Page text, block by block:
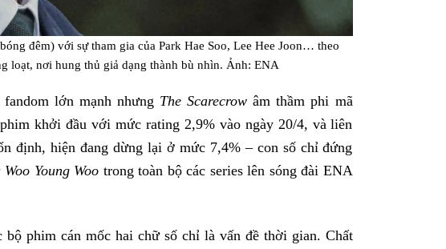
đêm) với sự tham gia của Park Hae Soo, Lee Hee Joon… theo
loạt, nơi hung thủ giả dạng thành bù nhìn. Ảnh: ENA
lớn mạnh nhưng The Scarecrow âm thầm phi mã
khởi đầu với mức rating 2,9% vào ngày 20/4, và liên
định, hiện đang dừng lại ở mức 7,4% – con số chỉ đứng
Young Woo trong toàn bộ các series lên sóng đài ENA
phim cán mốc hai chữ số chỉ là vấn đề thời gian. Chất